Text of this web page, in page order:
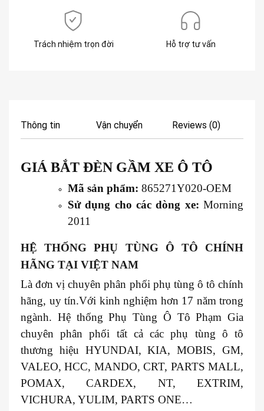
Trách nhiệm trọn đời Hỗ trợ tư vấn
Thông tin Vận chuyển Reviews (0)
GIÁ BẮT ĐÈN GẦM XE Ô TÔ
Mã sản phẩm: 865271Y020-OEM
Sử dụng cho các dòng xe: Morning
2011
HỆ THỐNG PHỤ TÙNG Ô TÔ CHÍNH
HÃNG TẠI VIỆT NAM
Là đơn vị chuyên phân phối phụ tùng ô tô chính
hãng, uy tín.Với kinh nghiệm hơn 17 năm trong
ngành. Hệ thống Phụ Tùng Ô Tô Phạm Gia
chuyên phân phối tất cả các phụ tùng ô tô
thương hiệu HYUNDAI, KIA, MOBIS, GM,
VALEO, HCC, MANDO, CRT, PARTS MALL,
POMAX, CARDEX, NT, EXTRIM,
VICHURA, YULIM, PARTS ONE…